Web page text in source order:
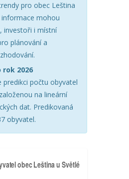
pro obec Leština
informace mohou
investoři i místní
plánování a
rok 2026
predikci počtu obyvatel
na lineární
dat. Predikovaná
obyvatel.